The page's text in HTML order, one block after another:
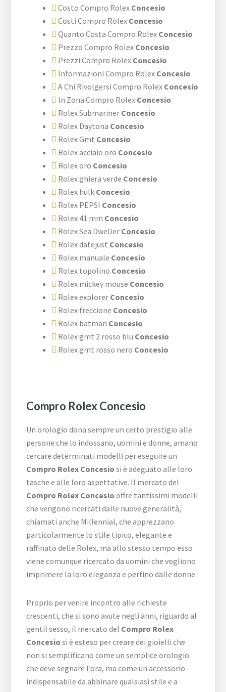
Costo Compro Rolex Concesio
Costi Compro Rolex Concesio
Quanto Costa Compro Rolex Concesio
Prezzo Compro Rolex Concesio
Prezzi Compro Rolex Concesio
Informazioni Compro Rolex Concesio
A Chi Rivolgersi Compro Rolex Concesio
In Zona Compro Rolex Concesio
Rolex Submariner Concesio
Rolex Daytona Concesio
Rolex Gmt Concesio
Rolex acciaio oro Concesio
Rolex oro Concesio
Rolex ghiera verde Concesio
Rolex hulk Concesio
Rolex PEPSI Concesio
Rolex 41 mm Concesio
Rolex Sea Dweller Concesio
Rolex datejust Concesio
Rolex manuale Concesio
Rolex topolino Concesio
Rolex mickey mouse Concesio
Rolex explorer Concesio
Rolex freccione Concesio
Rolex batman Concesio
Rolex gmt 2 rosso blu Concesio
Rolex gmt rosso nero Concesio
Compro Rolex Concesio
Un orologio dona sempre un certo prestigio alle
persone che lo indossano, uomini e donne, amano
cercare determinati modelli per eseguire un
Compro Rolex Concesio si è adeguato alle loro
tasche e alle loro aspettative. Il mercato del
Compro Rolex Concesio offre tantissimi modelli
che vengono ricercati dalle nuove generalità,
chiamati anche Millennial, che apprezzano
particolarmente lo stile tipico, elegante e
raffinato delle Rolex, ma allo stesso tempo esso
viene comunque ricercato da uomini che vogliono
imprimere la loro eleganza e perfino dalle donne.
Proprio per venire incontro alle richieste
crescenti, che si sono avute negli anni, riguardo al
gentil sesso, il mercato del Compro Rolex
Concesio si è esteso per creare dei gioielli che
non si semplificano come un semplice orologio
che deve segnare l’ora, ma come un accessorio
indispensabile da abbinare qualsiasi stile e a